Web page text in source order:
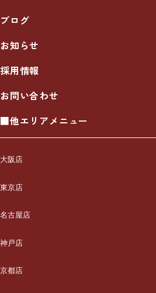
ブログ
お知らせ
採用情報
お問い合わせ
■他エリアメニュー
大阪店
一休について
ご利用の流れ
メニュー/料金
出張エリア
東京店
一休について
ご利用の流れ
メニュー/料金
名古屋店
一休について
ご利用の流れ
神戸店
一休について
京都店